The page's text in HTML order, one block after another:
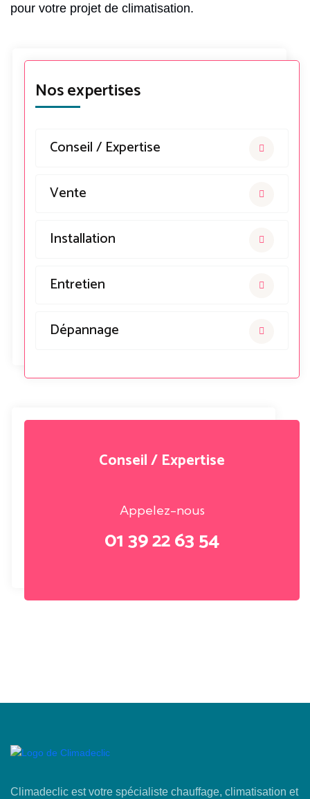
pour votre projet de climatisation.
Nos expertises
Conseil / Expertise
Vente
Installation
Entretien
Dépannage
Conseil / Expertise
Appelez-nous
01 39 22 63 54
Climadeclic est votre spécialiste chauffage, climatisation et